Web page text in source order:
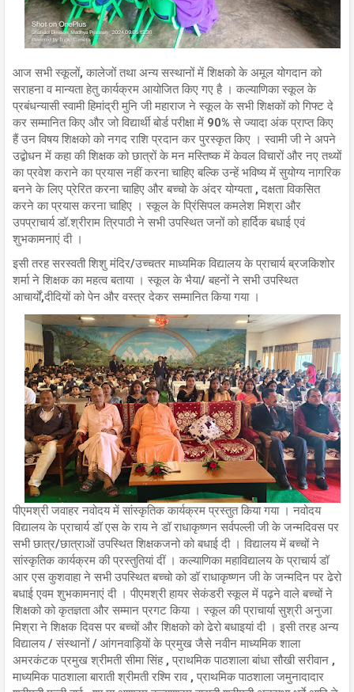
आज सभी स्कूलों, कालेजों तथा अन्य सस्थानों में शिक्षको के अमूल योगदान को
सराहना व मान्यता हेतु कार्यक्रम आयोजित किए गए है । कल्याणिका स्कूल के
प्रबंधन्यासी स्वामी हिमांद्री मुनि जी महाराज ने स्कूल के सभी शिक्षकों को गिफ्ट दे
कर सम्मानित किए और जो विद्यार्थी बोर्ड परीक्षा में 90% से ज्यादा अंक प्राप्त किए
हैं उन विषय शिक्षको को नगद राशि प्रदान कर पुरस्कृत किए । स्वामी जी ने अपने
उद्बोधन में कहा की शिक्षक को छात्रों के मन मस्तिष्क में केवल विचारों और नए तथ्यों
का प्रवेश कराने का प्रयास नहीं करना चाहिए बल्कि उन्हें भविष्य में सुयोग्य नागरिक
बनने के लिए प्रेरित करना चाहिए और बच्चो के अंदर योग्यता , दक्षता विकसित
करने का प्रयास करना चाहिए । स्कूल के प्रिंसिपल कमलेश मिश्रा और
उपप्राचार्य डॉ.श्रीराम त्रिपाठी ने सभी उपस्थित जनों को हार्दिक बधाई एवं
शुभकामनाएं दी ।
इसी तरह सरस्वती शिशु मंदिर/उच्चतर माध्यमिक विद्यालय के प्राचार्य ब्रजकिशोर
शर्मा ने शिक्षक का महत्व बताया । स्कूल के भैया/ बहनों ने सभी उपस्थित
आचार्यों,दीदियों को पेन और वस्त्र देकर सम्मानित किया गया ।
पीएमश्री जवाहर नवोदय में सांस्कृतिक कार्यक्रम प्रस्तुत किया गया । नवोदय
विद्यालय के प्राचार्य डॉ एस के राय ने डॉ राधाकृष्णन सर्वपल्ली जी के जन्मदिवस पर
सभी छात्र/छात्राओं उपस्थित शिक्षकजनो को बधाई दी । विद्यालय में बच्चों ने
सांस्कृतिक कार्यक्रम की प्रस्तुतियां दीं । कल्याणिका महाविद्यालय के प्राचार्य डॉ
आर एस कुशवाहा ने सभी उपस्थित बच्चो को डॉ राधाकृष्णन जी के जन्मदिन पर ढेरो
बधाई एवम शुभकामनाएं दी । पीएमश्री हायर सेकंडरी स्कूल में पढ़ने वाले बच्चों ने
शिक्षको को कृतज्ञता और सम्मान प्रगट किया । स्कूल की प्राचार्या सुश्री अनुजा
मिश्रा ने शिक्षक दिवस पर बच्चों और शिक्षको को ढेरो बधाइयां दी । इसी तरह अन्य
विद्यालय / संस्थानों / आंगनवाड़ियों के प्रमुख जैसे नवीन माध्यमिक शाला
अमरकंटक प्रमुख श्रीमती सीमा सिंह , प्राथमिक पाठशाला बांधा सौखी सरीवान ,
माध्यमिक पाठशाला बाराती श्रीमती रश्मि राव , प्राथमिक पाठशाला जमुनादादार